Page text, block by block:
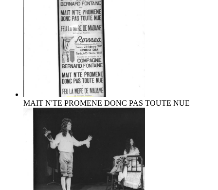
MAIT N'TE PROMENE DONC PAS TOUTE NUE